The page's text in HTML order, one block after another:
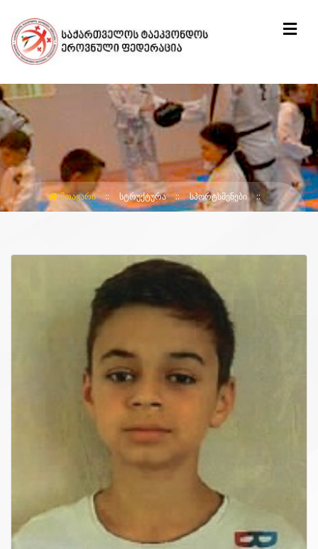
ᲛᲗᲐᲕᲐᲠᲘ ᲡᲢᲠᲣᲥᲢᲣᲠᲐ ᲡᲞᲝᲠᲢᲡᲛᲔᲜᲔᲑᲘ